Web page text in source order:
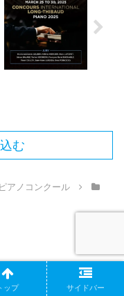
む
ピアノコンクール
ップ サイドバー